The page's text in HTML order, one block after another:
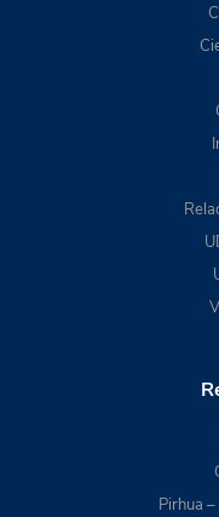
Pirhua